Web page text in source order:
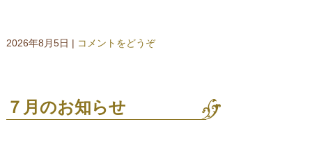
2026年8月5日 | コメントをどうぞ
７月のお知らせ